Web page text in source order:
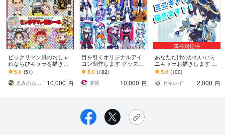
ビックリマン風のおしゃ
れなちびキャラを描きま
す シール化してお届けも
可能です！
5.0 (51)
えみのあとりえ
10,000 円
目を引くオリジナルアイ
コン制作します グッズ制
作用イラストやキャラク
ターデザインもお任せく
ださい！
5.0 (182)
麦茶
10,000 円
満枠対応中
あなただけのかわいいミ
ニキャラお描きします 好
きなポーズ、服装、表情
で！ミニキャラお描きし
ます！！
5.0 (100)
セキレイ´
2,000 円